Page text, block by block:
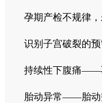
孕期产检不规律
识别子宫破裂的
持续性下腹痛——
胎动异常——胎动